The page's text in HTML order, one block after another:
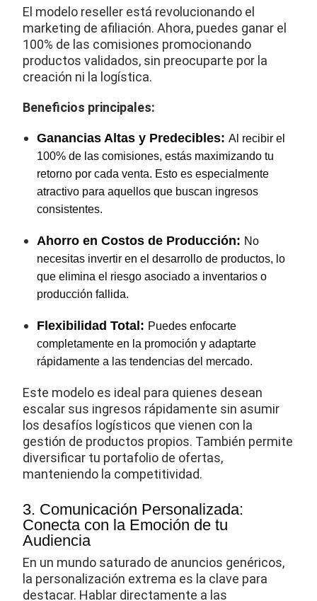
El modelo reseller está revolucionando el
marketing de afiliación. Ahora, puedes ganar el
100% de las comisiones promocionando
productos validados, sin preocuparte por la
creación ni la logística.
Beneficios principales:
Ganancias Altas y Predecibles:Al recibir el
100% de las comisiones, estás maximizando tu
retorno por cada venta. Esto es especialmente
atractivo para aquellos que buscan ingresos
consistentes.
Ahorro en Costos de Producción: No
necesitas invertir en el desarrollo de productos, lo
que elimina el riesgo asociado a inventarios o
producción fallida.
Flexibilidad Total: Puedes enfocarte
completamente en la promoción y adaptarte
rápidamente a las tendencias del mercado.
Este modelo es ideal para quienes desean
escalar sus ingresos rápidamente sin asumir
los desafíos logísticos que vienen con la
gestión de productos propios. También permite
diversificar tu portafolio de ofertas,
manteniendo la competitividad.
3. Comunicación Personalizada:
Conecta con la Emoción de tu
Audiencia
En un mundo saturado de anuncios genéricos,
la personalización extrema es la clave para
destacar. Hablar directamente a las